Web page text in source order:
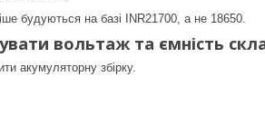
будуються на базі INR21700, а не 18650.
вольтаж та ємність
акумуляторну збірку.